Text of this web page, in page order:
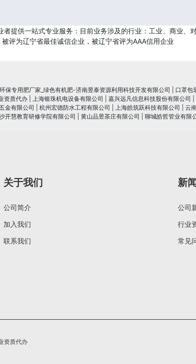
提供一站式专业服务：目前业务涉及的行业：工业、商业、
评为辽宁省最佳诚信企业，被辽宁省评为AAA信用企业
保专用肥厂家_绿色有机肥-济南昱泰资源利用科技开发有限公司 口罩包
资质代办
上海银珠机电设备有限公司 嘉兴远凡信息科技股份有限公司
金有限公司
杭州宏德防水工程有限公司 上海皓筑跃科技有限公司 云
开慧教育研修学院有限公司
黄山品昱茶庄有限公司 聊城皓哲管业有限
关于我们
公司简介
加入我们
联系我们
新
公司
行业
常见
资质代办